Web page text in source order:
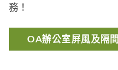
務！
OA辦公室屏風及隔間